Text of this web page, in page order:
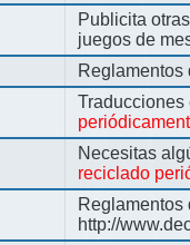
Publicita
juegos de
Reglamentos
Necesitas
reciclado
Reglamentos
http://